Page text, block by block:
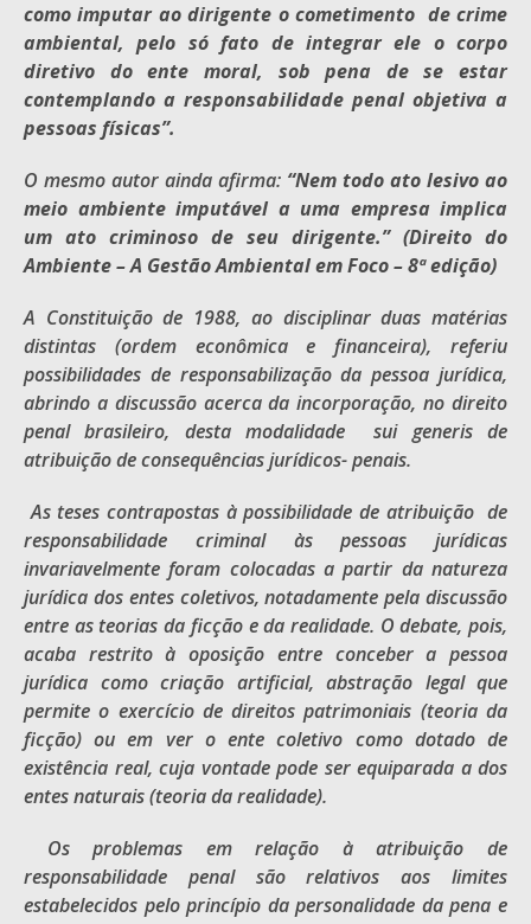
como imputar ao dirigente o cometimento de crime
ambiental, pelo só fato de integrar ele o corpo
diretivo do ente moral, sob pena de se estar
contemplando a responsabilidade penal objetiva a
pessoas físicas”.
O mesmo autor ainda afirma: “Nem todo ato lesivo ao
meio ambiente imputável a uma empresa implica
um ato criminoso de seu dirigente.” (Direito do
Ambiente – A Gestão Ambiental em Foco – 8ª edição)
A Constituição de 1988, ao disciplinar duas matérias
distintas (ordem econômica e financeira), referiu
possibilidades de responsabilização da pessoa jurídica,
abrindo a discussão acerca da incorporação, no direito
penal brasileiro, desta modalidade sui generis de
atribuição de consequências jurídicos- penais.
As teses contrapostas à possibilidade de atribuição de
responsabilidade criminal às pessoas jurídicas
invariavelmente foram colocadas a partir da natureza
jurídica dos entes coletivos, notadamente pela discussão
entre as teorias da ficção e da realidade. O debate, pois,
acaba restrito à oposição entre conceber a pessoa
jurídica como criação artificial, abstração legal que
permite o exercício de direitos patrimoniais (teoria da
ficção) ou em ver o ente coletivo como dotado de
existência real, cuja vontade pode ser equiparada a dos
entes naturais (teoria da realidade).
Os problemas em relação à atribuição de
responsabilidade penal são relativos aos limites
estabelecidos pelo princípio da personalidade da pena e